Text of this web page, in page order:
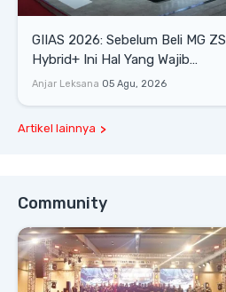
GIIAS 2026: Sebelum Beli MG ZS
Hybrid+ Ini Hal Yang Wajib
Diketahui
Anjar Leksana 05 Agu, 2026
Artikel lainnya
Community